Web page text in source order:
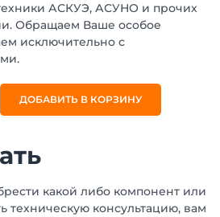
АСКУЭ, АСУНО и прочих
Обращаем Ваше особое
исключительно с
ДОБАВИТЬ В КОРЗИНУ
какой либо компонент или
техническую консультацию, вам